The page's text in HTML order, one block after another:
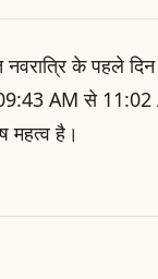
नवरात्रि के पहले
09:43 AM से
महत्व है।